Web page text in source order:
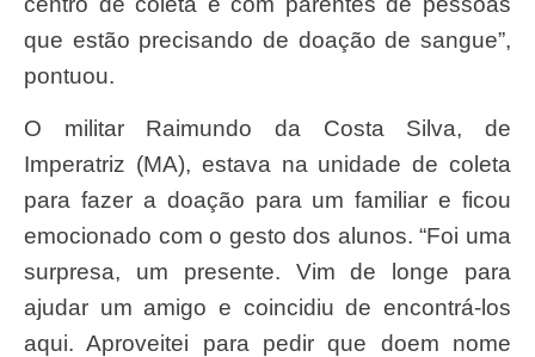
que estão precisando de doação de sangue”,
pontuou.
O militar Raimundo da Costa Silva, de
Imperatriz (MA), estava na unidade de coleta
para fazer a doação para um familiar e ficou
emocionado com o gesto dos alunos. “Foi uma
surpresa, um presente. Vim de longe para
ajudar um amigo e coincidiu de encontrá-los
aqui. Aproveitei para pedir que doem nome